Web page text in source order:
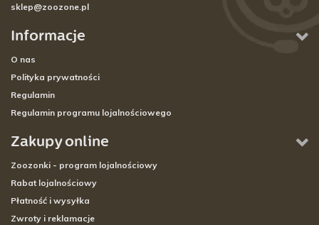
Informacje
O nas
Polityka prywatności
Regulamin
Regulamin programu lojalnościowego
Zakupy online
Zoozonki - program lojalnościowy
Rabat lojalnościowy
Płatność i wysyłka
Zwroty i reklamacje
sklep@zoozone.pl